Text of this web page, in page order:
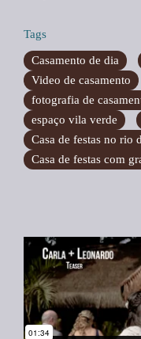
Tags
Casamento de dia
Video de casamento
fotografia de
espaço vila verde
Casa de festas no rio
Casa de festas com